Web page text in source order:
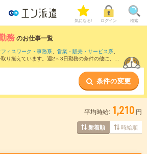
気になる! ログイン 検索
務のお仕事一覧
フィスワーク・事務系、 営業・販売・サービス系、
り揃えています。週2～3日勤務の条件の他に、 交
条件の変更
平均時給: 1,210 円
新着順 時給順